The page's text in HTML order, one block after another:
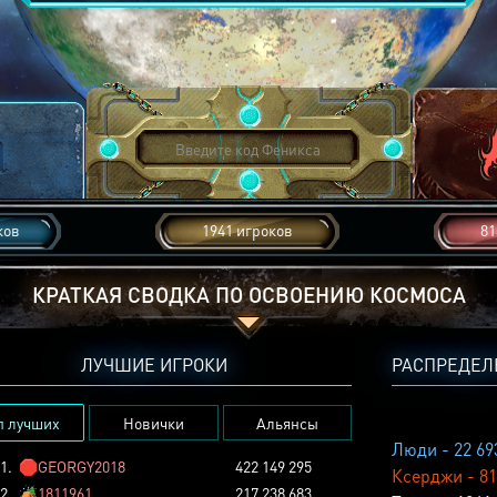
1941 игроков
КРАТКАЯ СВОДКА ПО ОСВОЕНИЮ КОСМОСА
Люди - 22
Ксерджи -
ЛУЧШИЕ ИГРОКИ
лучших Новички Альянсы
1. 🛑GEORGY2018
422 149 295
2.
🏕️1811961 217 238 683